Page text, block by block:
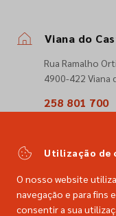
Viana do
Rua Ramalho
4900-422 Viana
258 801 700
Utilização de
O nosso website
navegação e para fins
consentir a sua